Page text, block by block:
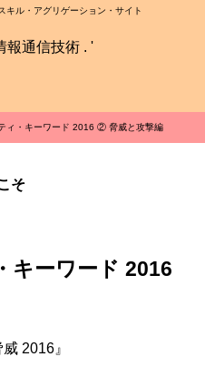
キル・アグリゲーション・サイト
ィ・キーワード 2016 ② 脅威と攻撃編
そ
キーワード 2016
2016』